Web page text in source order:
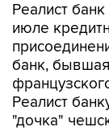
Реалист
июле
банк,
Реалист
"дочка"